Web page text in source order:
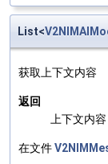
List<
获取上下文内容
返回
上下文内容
在文件